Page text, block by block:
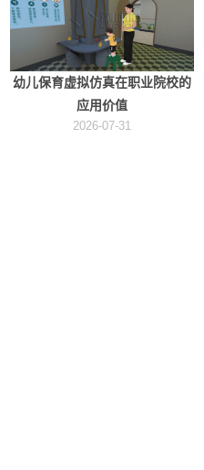
幼儿保育虚拟仿真在职业院校的
应用价值
2026-07-31